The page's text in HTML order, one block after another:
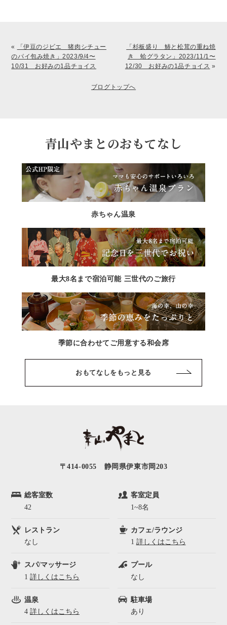
«
「伊豆のジビエ 猪肉シチュー
のパイ包み焼き」2023/9/4〜
10/31 お好みの1品チョイス
ブログトップへ
「杉板盛り 鰆と松茸の重ね焼
き 蛤グラタン」2023/11/1〜
12/30 お好みの1品チョイス »
青山やまとのおもてなし
赤ちゃん温泉
最大8名まで宿泊可能 三世代のご旅行
季節に合わせてご用意する和会席
おもてなしをもっと見る
〒414-0055 静岡県伊東市岡203
総客室数
42
客室定員
1~8名
レストラン
なし
カフェ/ラウンジ
1 詳しくはこちら
スパ/マッサージ
1 詳しくはこちら
プール
なし
温泉
4 詳しくはこちら
駐車場
あり